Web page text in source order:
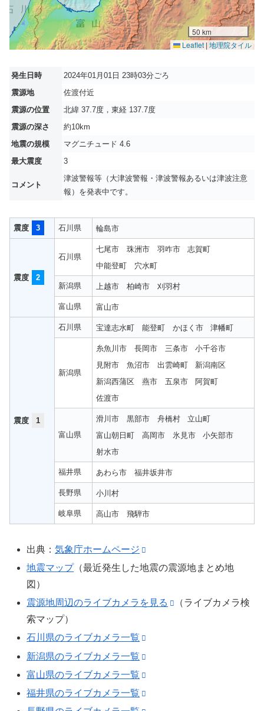
50 km
Leaflet | 地理院タイル
発生日時
2024年01月01日 23時03分ごろ
震源地
佐渡付近
震源の位置
北緯 37.7度，東経 137.7度
震源の深さ
約10km
地震の規模
マグニチュード 4.6
最大震度
3
コメント
津波警報等（大津波警報・津波警報あるいは津波注意
報）を発表中です。
震度 3 石川県 輪島市
震度 2
石川県
七尾市 珠洲市 羽咋市
志賀町
中能登町
穴水町
新潟県 上越市 柏崎市 刈羽村
富山県 富山市
震度 1
石川県 宝達志水町 能登町 かほく市 津幡町
新潟県
糸魚川市 長岡市 三条市
小千谷市
見附市
魚沼市 出雲崎町
新潟南区
新潟西蒲区
燕市 五泉市
阿賀町
佐渡市
富山県
滑川市 黒部市 舟橋村
立山町
富山朝日町
高岡市 氷見市
小矢部市
射水市
福井県 あわら市 福井坂井市
長野県 小川村
岐阜県 高山市 飛騨市
出典：気象庁ホームページ
地震マップ（最近発生した地震の震源地まとめ地
図）
震源地周辺のライブカメラを見る
（ライブカメラ検
索マップ）
石川県のライブカメラ一覧
新潟県のライブカメラ一覧
富山県のライブカメラ一覧
福井県のライブカメラ一覧